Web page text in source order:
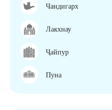
Чандигарх
Лакхнау
Ҷайпур
Пуна